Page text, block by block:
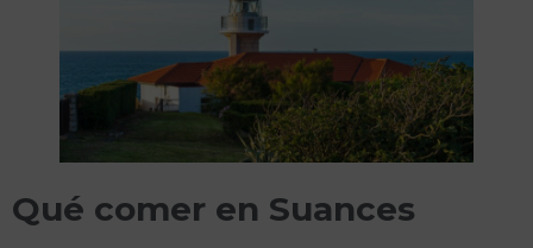
Qué comer en Suances